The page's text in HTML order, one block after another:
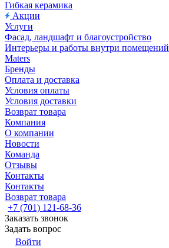
Гибкая керамика
Акции
Услуги
Фасад, ландшафт и благоустройство
Интерьеры и работы внутри помещений
Maters
Бренды
Оплата и доставка
Условия оплаты
Условия доставки
Возврат товара
Компания
О компании
Новости
Команда
Отзывы
Контакты
Контакты
Возврат товара
+7 (701) 121-68-36
Заказать звонок
Задать вопрос
Войти